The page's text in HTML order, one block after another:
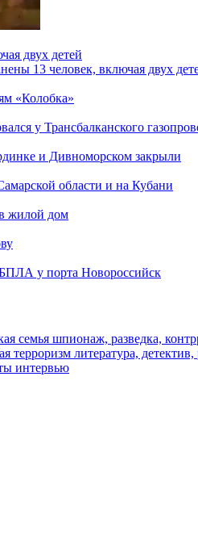
двух детей
13 человек, включая двух
«Колобка»
у Трансбалканского
и Дивноморском закрыли
области и на Кубани
жилой дом
БПЛА у порта Новороссийск
семья шпионаж, разведка,
терроризм литература, детектив,
интервью